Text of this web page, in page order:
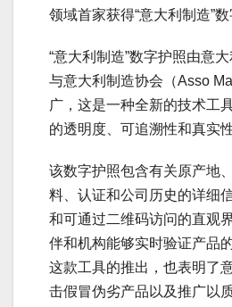
领域首家获得“意大利制造”数
“意大利制造”数字护照由意
与意大利制造协会（Asso
广，这是一种全新的技术工
的透明度、可追溯性和真实性
该数字护照包含有关原产地
料、认证和公司历史的详细
和可通过二维码访问的直观
伴和机构能够实时验证产品
这款工具的推出，也表明了
击假冒伪劣产品以及推广以